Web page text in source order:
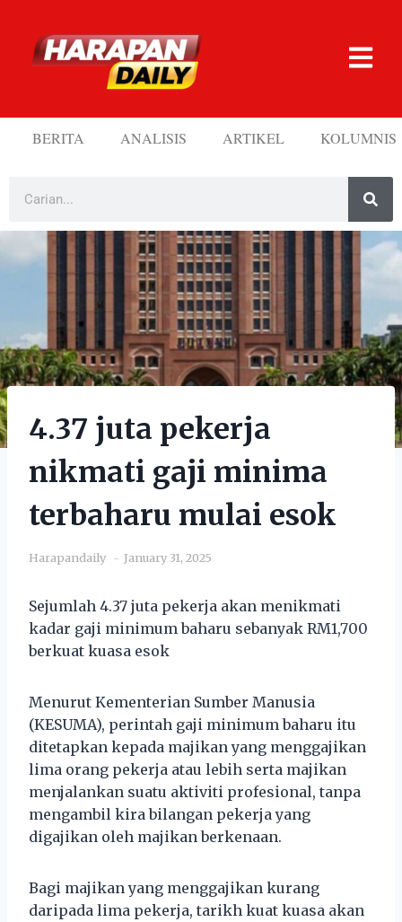
BERITA ANALISIS ARTIKEL KOLUMNIS
4.37 juta pekerja
nikmati gaji minima
terbaharu mulai esok
Harapandaily January 31, 2025
Sejumlah 4.37 juta pekerja akan menikmati
kadar gaji minimum baharu sebanyak RM1,700
berkuat kuasa esok
Menurut Kementerian Sumber Manusia
(KESUMA), perintah gaji minimum baharu itu
ditetapkan kepada majikan yang menggajikan
lima orang pekerja atau lebih serta majikan
menjalankan suatu aktiviti profesional, tanpa
mengambil kira bilangan pekerja yang
digajikan oleh majikan berkenaan.
Bagi majikan yang menggajikan kurang
daripada lima pekerja, tarikh kuat kuasa akan